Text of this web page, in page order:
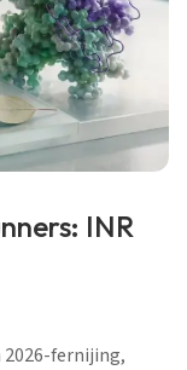
INR
fernijing,